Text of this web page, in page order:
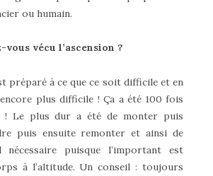
ou humain.
vécu l’ascension ?
préparé à ce que ce soit difficile et en
plus difficile ! Ça a été 100 fois
! Le plus dur a été de monter puis
puis ensuite remonter et ainsi de
puisque l’important est
à l’altitude. Un conseil : toujours